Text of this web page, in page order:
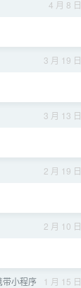
4 月 8 日
3 月 19 日
3 月 13 日
2 月 19 日
2 月 10 日
1 月 15 日
带小程序